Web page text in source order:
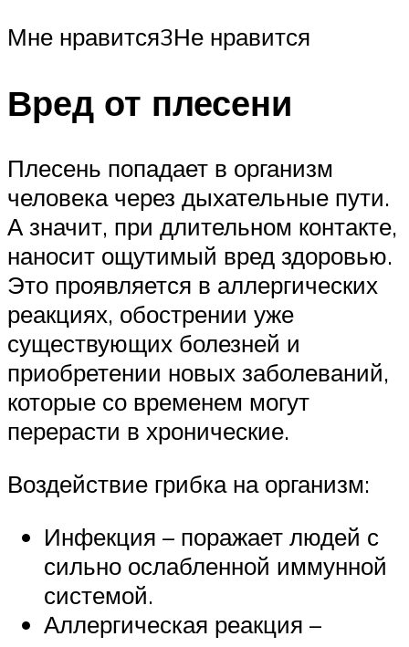
Мне нравится3Не нравится
Вред от плесени
Плесень попадает в организм
человека через дыхательные пути.
А значит, при длительном контакте,
наносит ощутимый вред здоровью.
Это проявляется в аллергических
реакциях, обострении уже
существующих болезней и
приобретении новых заболеваний,
которые со временем могут
перерасти в хронические.
Воздействие грибка на организм:
Инфекция – поражает людей с
сильно ослабленной иммунной
системой.
Аллергическая реакция –